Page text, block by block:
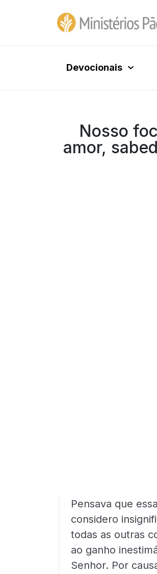
Devocionais
Nosso
amor,
Pensava que
considero
todas as outras
ao ganho
Senhor. Por